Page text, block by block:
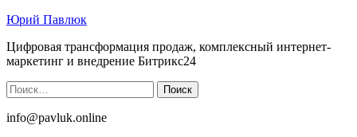
Юрий Павлюк
Цифровая трансформация продаж, комплексный интернет-
маркетинг и внедрение Битрикс24
Найти:
info@pavluk.online